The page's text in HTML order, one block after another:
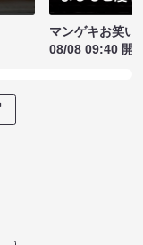
マンゲキお笑い
08/08 09:40 開